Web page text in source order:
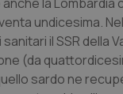
undicesima.
il SSR della
(da
sardo ne